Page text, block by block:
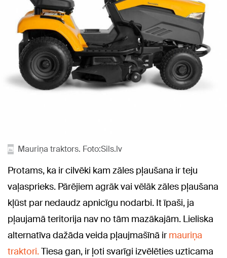
Mauriņa traktors. Foto:Sils.lv
Protams, ka ir cilvēki kam zāles pļaušana ir teju
vaļasprieks. Pārējiem agrāk vai vēlāk zāles pļaušana
kļūst par nedaudz apnicīgu nodarbi. It īpaši, ja
pļaujamā teritorija nav no tām mazākajām. Lieliska
alternatīva dažāda veida pļaujmašīnā irmauriņa
traktori.Tiesa gan, ir ļoti svarīgi izvēlēties uzticama